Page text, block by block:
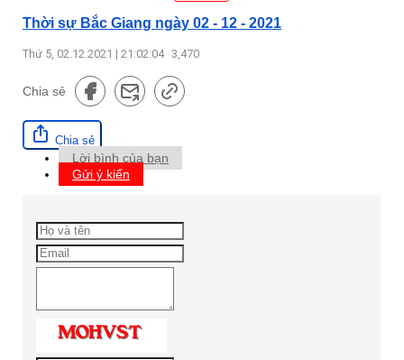
Thời sự Bắc Giang ngày 02 - 12 - 2021
Thứ 5, 02.12.2021 | 21:02:04 3,470
Chia sẻ
Chia sẻ
Lời bình của bạn
Gửi ý kiến